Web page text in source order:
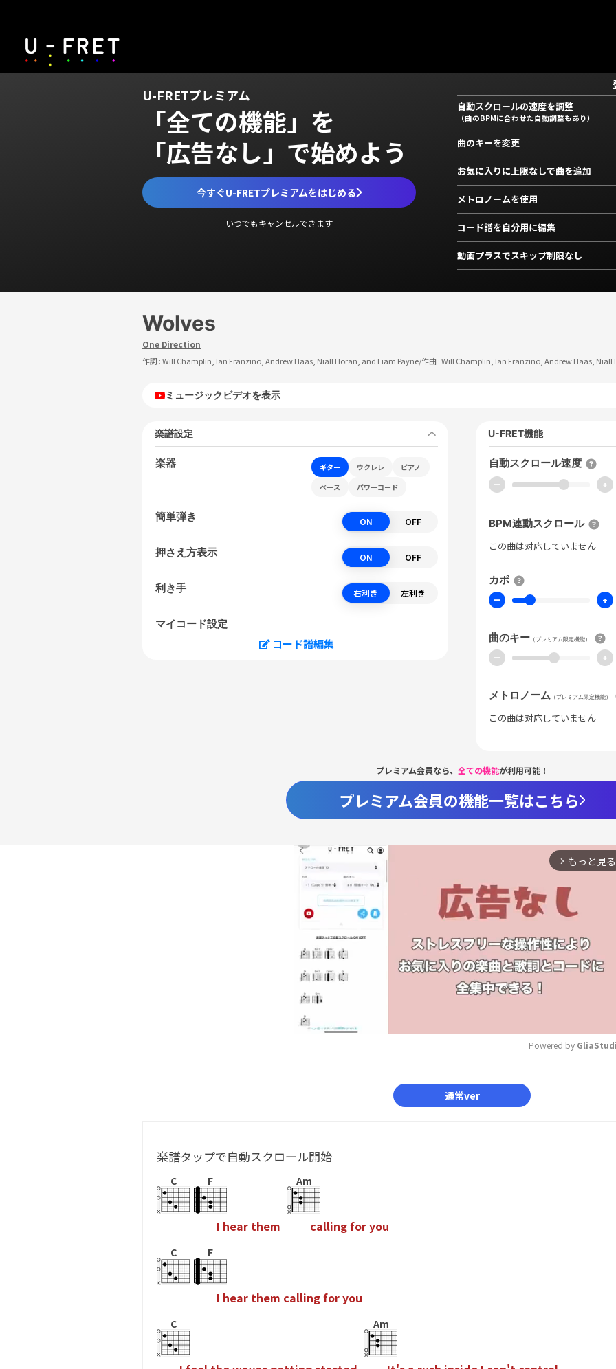
U-FRETプレミアム
「全ての機能」を
「広告なし」で始めよう
今すぐU-FRETプレミアムをはじめる
いつでもキャンセルできます
自動スクロールの速度を調整
（曲のBPMに合わせた自動調整もあり）
曲のキーを変更
お気に入りに上限なしで曲を追加
メトロノームを使用
コード譜を自分用に編集
動画プラスでスキップ制限なし
Wolves
One Direction
作詞 :Will Champlin, Ian Franzino, Andrew Haas, Niall Horan, and Liam Payne/作曲 :Will Champlin, Ian Franzino, Andrew Haas, Niall
ミュージックビデオを表示
楽譜設定
楽器 ギター ウクレレ
ピアノ
ベース
パワーコード
簡単弾き ON OFF
押さえ方表示 ON OFF
利き手 右利き 左利き
マイコード設定
コード譜編集
U-FRET機能
自動スクロール速度
ー +
BPM連動スクロール
この曲は対応していません
カポ
ー +
曲のキー （プレミアム限定機能）
ー +
メトロノーム （プレミアム限定機能）
この曲は対応していません
プレミアム会員なら、 全ての機能が利用可能！
プレミアム会員の機能一覧はこちら
arrow_forward_ios もっと見る
Powered by
通常ver
楽譜タップで自動スクロール開始
C F
I hear them
Am
callingforyou
C F
I hear them callingforyou
C Am